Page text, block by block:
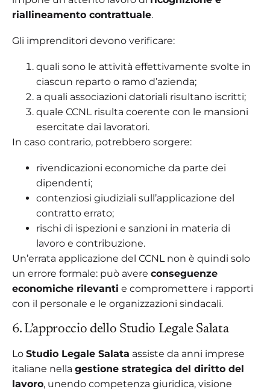
riallineamento contrattuale.
Gli imprenditori devono verificare:
quali sono le attività effettivamente svolte in
ciascun reparto o ramo d’azienda;
a quali associazioni datoriali risultano iscritti;
quale CCNL risulta coerente con le mansioni
esercitate dai lavoratori.
In caso contrario, potrebbero sorgere:
rivendicazioni economiche da parte dei
dipendenti;
contenziosi giudiziali sull’applicazione del
contratto errato;
rischi di ispezioni e sanzioni in materia di
lavoro e contribuzione.
Un’errata applicazione del CCNL non è quindi solo
un errore formale: può avere conseguenze
economiche rilevanti e compromettere i rapporti
con il personale e le organizzazioni sindacali.
6. L’approccio dello Studio Legale Salata
Lo Studio Legale Salata assiste da anni imprese
italiane nella gestione strategica del diritto del
lavoro, unendo competenza giuridica, visione